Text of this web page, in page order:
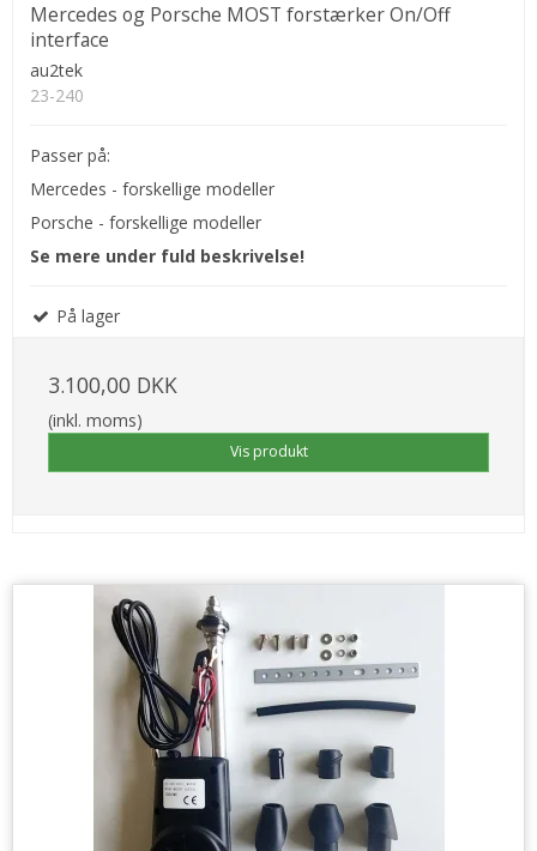
Mercedes og Porsche MOST forstærker On/Off
interface
au2tek
23-240
Passer på:
Mercedes - forskellige modeller
Porsche - forskellige modeller
Se mere under fuld beskrivelse!
På lager
3.100,00 DKK
(inkl. moms)
Vis produkt